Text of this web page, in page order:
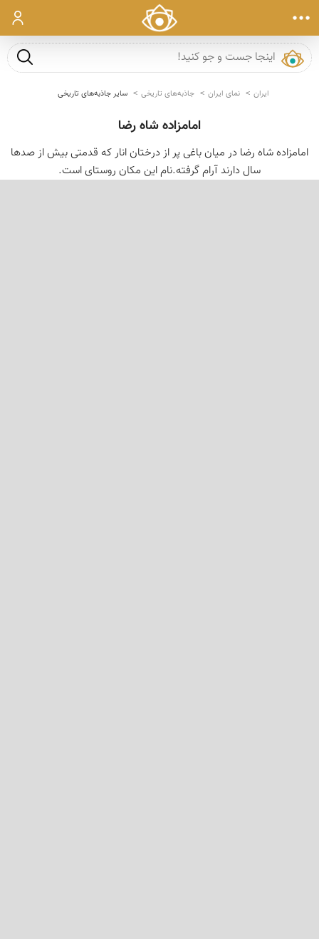
ورود
جست و
ایران نمای ایران جاذبه‌های تاریخی سایر جاذبه‌های تاریخی
امامزاده شاه رضا
امامزاده شاه رضا در میان باغی پر از درختان انار كه قدمتی بیش از صدها
سال دارند آرام گرفته.نام این مكان روستای است.